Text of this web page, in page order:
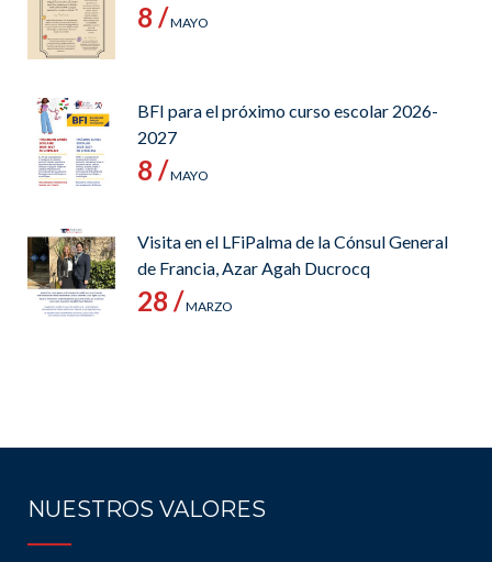
8 /MAYO
BFI para el próximo curso escolar 2026-
2027
8 /MAYO
Visita en el LFiPalma de la Cónsul General
de Francia, Azar Agah Ducrocq
28 /MARZO
NUESTROS VALORES